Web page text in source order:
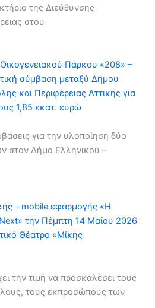
της Διεύθυνσης
στου
Πάρκου «208» –
σύμβαση μεταξύ Δήμου
και Περιφέρειας Αττικής για
1,85 εκατ. ευρώ
για την υλοποίηση δύο
στον Δήμο Ελληνικού –
– mobile εφαρμογής «Η
Next» την Πέμπτη 14 Μαΐου 2026
Θέατρο «Μίκης
την τιμή να προσκαλέσει τους
τους εκπροσώπους των